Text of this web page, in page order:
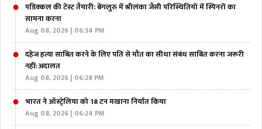
पडिक्कल की टेस्ट तैयारी: बेंगलुरु में श्रीलंका जैसी परिस्थितियों में स्पिनरों का
सामना करना
Aug 08, 2026 | 06:34 PM
दहेज हत्या साबित करने के लिए पति से मौत का सीधा संबंध साबित करना जरूरी
नहीं: अदालत
Aug 08, 2026 | 06:28 PM
भारत ने ऑस्ट्रेलिया को 18 टन मखाना निर्यात किया
Aug 08, 2026 | 06:24 PM